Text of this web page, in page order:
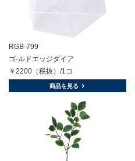
RGB-799
ゴ-ルドエッジダイア
￥2200（税抜）/1コ
商品を見る